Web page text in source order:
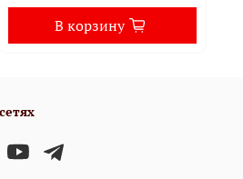
В корзину